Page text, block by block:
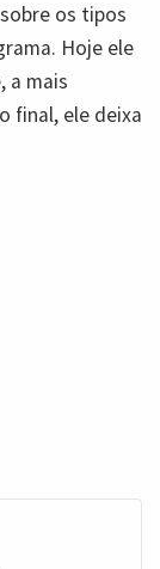
os tipos
Hoje ele
a mais
final, ele deixa